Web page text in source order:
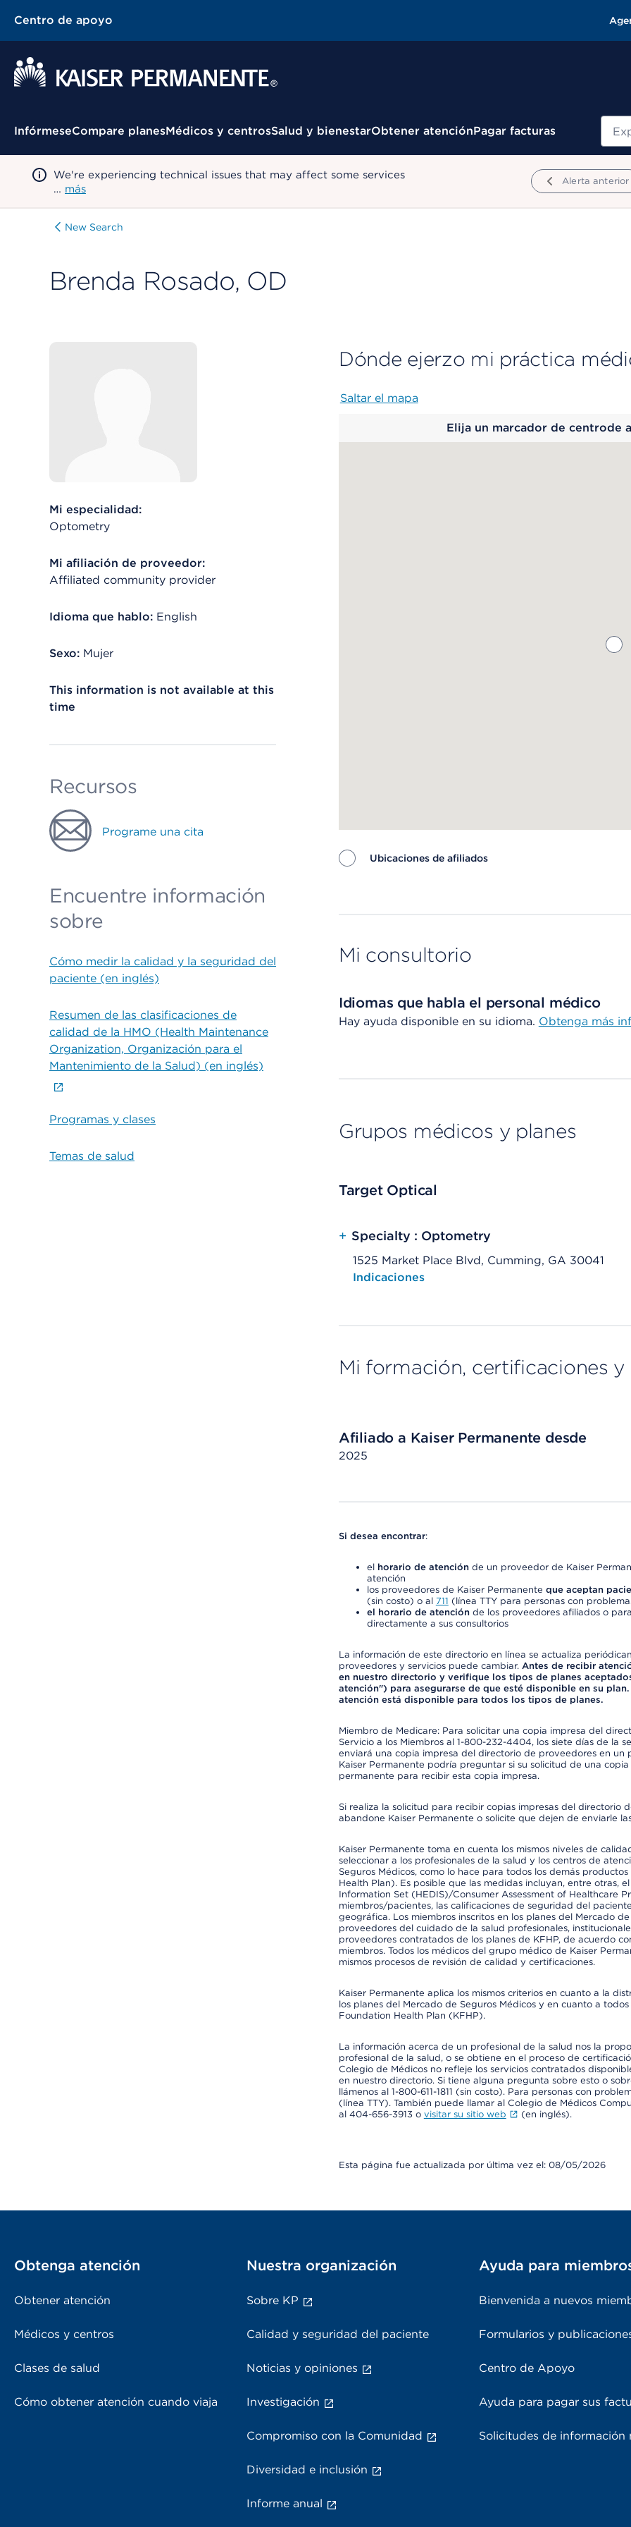
Centro de apoyo
Menú contextual
InfórmeseCompare planesMédicos y centrosSalud y bienestarObtener atenciónPagar facturas
We're experiencing technical issues that may affect some services
… más
Alerta anterior
New Search
Brenda Rosado, OD
Mi especialidad:
Optometry
Mi afiliación de proveedor:
Affiliated community provider
Idioma que hablo: English
Sexo: Mujer
This information is not available at this
time
Recursos
Programe una cita
Encuentre información
sobre
Cómo medir la calidad y la seguridad del
paciente (en inglés)
Resumen de las clasificaciones de
calidad de la HMO (Health Maintenance
Organization, Organización para el
Mantenimiento de la Salud) (en inglés)
Programas y clases
Temas de salud
Dónde ejerzo mi práctica
Saltar el mapa
Elija un marcador de centrode
Ubicaciones de afiliados
Mi consultorio
Idiomas que habla el personal médico
Hay ayuda disponible en su idioma. Obtenga más
Grupos médicos y planes
Target Optical
+ Specialty : Optometry
1525 Market Place Blvd, Cumming, GA 30041
Opens native map application on mobile devices
Indicaciones
Mi formación, certificaciones y
Afiliado a Kaiser Permanente desde
2025
Si desea encontrar:
el horario de atenciónde un proveedor de Kaiser
atención
los proveedores de Kaiser Permanente que aceptan
(sin costo) o al 711 (línea TTY para personas con
el horario de atenciónde los proveedores afiliados o
directamente a sus consultorios
La información de este directorio en línea se actualiza
proveedores y servicios puede cambiar. Antes de recibir
en nuestro directorio y verifique los tipos de planes
atención") para asegurarse de que esté disponible en su
atención está disponible para todos los tipos de planes.
Miembro de Medicare: Para solicitar una copia impresa del
Servicio a los Miembros al 1-800-232-4404, los siete días de la
enviará una copia impresa del directorio de proveedores en un
Kaiser Permanente podría preguntar si su solicitud de una
permanente para recibir esta copia impresa.
Si realiza la solicitud para recibir copias impresas del directorio
abandone Kaiser Permanente o solicite que dejen de enviarle
Kaiser Permanente toma en cuenta los mismos niveles de
seleccionar a los profesionales de la salud y los centros de
Seguros Médicos, como lo hace para todos los demás
Health Plan). Es posible que las medidas incluyan, entre otras,
Information Set (HEDIS)/Consumer Assessment of Healthcare
miembros/pacientes, las calificaciones de seguridad del
geográfica. Los miembros inscritos en los planes del Mercado
proveedores del cuidado de la salud profesionales,
proveedores contratados de los planes de KFHP, de acuerdo
miembros. Todos los médicos del grupo médico de Kaiser
mismos procesos de revisión de calidad y certificaciones.
Kaiser Permanente aplica los mismos criterios en cuanto a la
los planes del Mercado de Seguros Médicos y en cuanto a
Foundation Health Plan (KFHP).
La información acerca de un profesional de la salud nos la
profesional de la salud, o se obtiene en el proceso de
Colegio de Médicos no refleje los servicios contratados
en nuestro directorio. Si tiene alguna pregunta sobre esto o
llámenos al 1-800-611-1811 (sin costo). Para personas con
(línea TTY). También puede llamar al Colegio de Médicos
al 404-656-3913 o visitar su sitio web (en inglés).
Esta página fue actualizada por última vez el: 08/05/2026
Obtenga atención
Obtener atención
Médicos y centros
Clases de salud
Cómo obtener atención cuando viaja
Nuestra organización
Sobre KP
Calidad y seguridad del paciente
Noticias y opiniones
Investigación
Compromiso con la Comunidad
Diversidad e inclusión
Informe anual
Ayuda para
Bienvenida a nuevos
Formularios y
Centro de Apoyo
Ayuda para pagar sus
Solicitudes de información